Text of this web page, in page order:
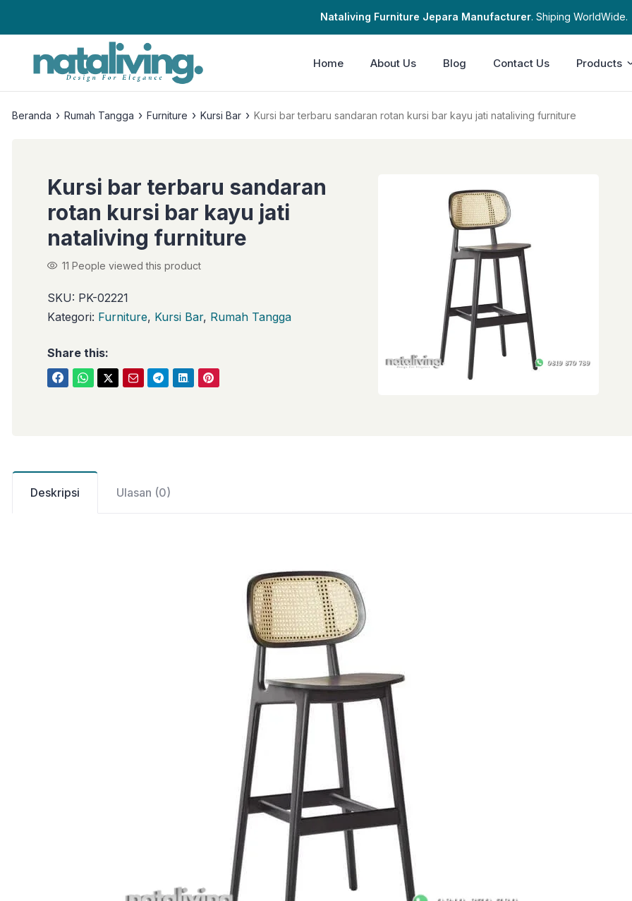
Nataliving Furniture Jepara Manufacturer. Shiping WorldWide.
Home About Us Blog Contact Us Products
Beranda › Rumah Tangga › Furniture › Kursi Bar › Kursi bar terbaru sandaran rotan kursi bar kayu jati nataliving furniture
Kursi bar terbaru sandaran
rotan kursi bar kayu jati
nataliving furniture
11 People viewed this product
SKU: PK-02221
Kategori: Furniture, Kursi Bar, Rumah Tangga
Share this:
Deskripsi Ulasan (0)